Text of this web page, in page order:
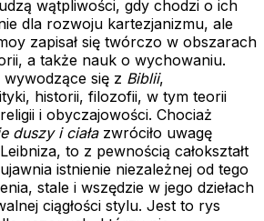
wątpliwości, gdy chodzi o ich
dla rozwoju kartezjanizmu, ale
zapisał się twórczo w obszarach
a także nauk o wychowaniu.
się z Biblii,
historii, filozofii, w tym teorii
i obyczajowości. Chociaż
duszy i ciałazwróciło uwagę
to z pewnością całokształt
istnienie niezależnej od tego
stale i wszędzie w jego dziełach
ciągłości stylu. Jest to rys